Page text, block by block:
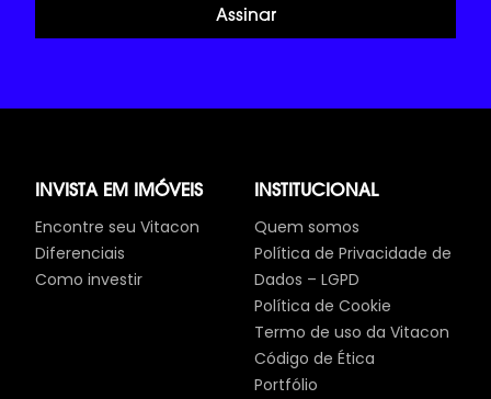
Assinar
INVISTA EM IMÓVEIS
Encontre seu Vitacon
Diferenciais
Como investir
INSTITUCIONAL
Quem somos
Política de Privacidade de
Dados – LGPD
Política de Cookie
Termo de uso da Vitacon
Código de Ética
Portfólio